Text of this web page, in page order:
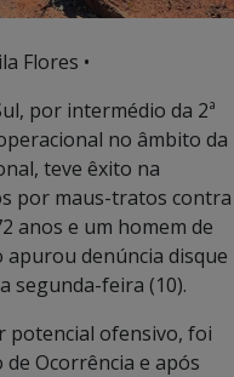
Flores •
por intermédio da 2ª
no âmbito da
teve êxito na
por maus-tratos contra
anos e um homem de
apurou denúncia disque
segunda-feira (10).
potencial ofensivo, foi
Ocorrência e após